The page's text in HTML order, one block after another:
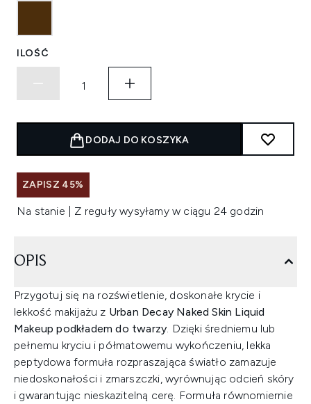
ILOŚĆ
DODAJ DO KOSZYKA
ZAPISZ 45%
Na stanie | Z reguły wysyłamy w ciągu 24 godzin
OPIS
Przygotuj się na rozświetlenie, doskonałe krycie i
lekkość makijażu z Urban Decay Naked Skin Liquid
Makeup podkładem do twarzy. Dzięki średniemu lub
pełnemu kryciu i półmatowemu wykończeniu, lekka
peptydowa formuła rozpraszająca światło zamazuje
niedoskonałości i zmarszczki, wyrównując odcień skóry
i gwarantując nieskazitelną cerę. Formuła równomiernie